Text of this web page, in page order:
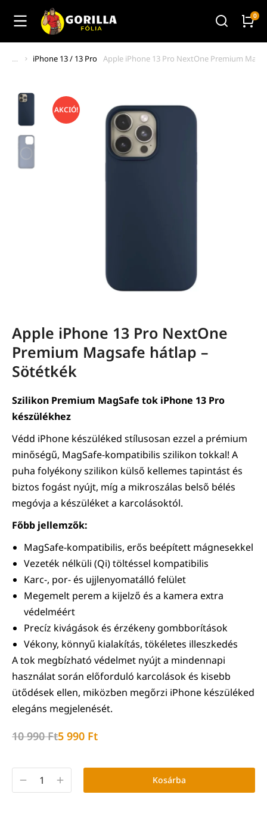
You are here:
iPhone 13 / 13 Pro Apple iPhone 13 Pro NextOne Premium
AKCIÓ!
Apple iPhone 13 Pro NextOne
Premium Magsafe hátlap –
Sötétkék
Szilikon Premium MagSafe tok iPhone 13 Pro
készülékhez
Védd iPhone készüléked stílusosan ezzel a prémium
minőségű, MagSafe-kompatibilis szilikon tokkal! A
puha folyékony szilikon külső kellemes tapintást és
biztos fogást nyújt, míg a mikroszálas belső bélés
megóvja a készüléket a karcolásoktól.
Főbb jellemzők:
MagSafe-kompatibilis, erős beépített mágnesekkel
Vezeték nélküli (Qi) töltéssel kompatibilis
Karc-, por- és ujjlenyomatálló felület
Megemelt perem a kijelző és a kamera extra
védelméért
Precíz kivágások és érzékeny gombborítások
Vékony, könnyű kialakítás, tökéletes illeszkedés
A tok megbízható védelmet nyújt a mindennapi
használat során előforduló karcolások és kisebb
ütődések ellen, miközben megőrzi iPhone készüléked
elegáns megjelenését.
10 990Ft5 990 Ft
Kosárba